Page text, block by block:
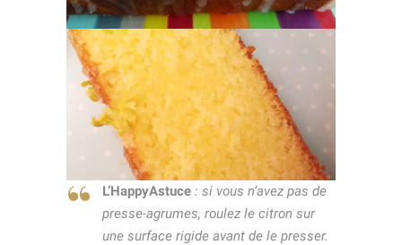
L’HappyAstuce : si vous n’avez pas de
presse-agrumes, roulez le citron sur
une surface rigide avant de le presser.